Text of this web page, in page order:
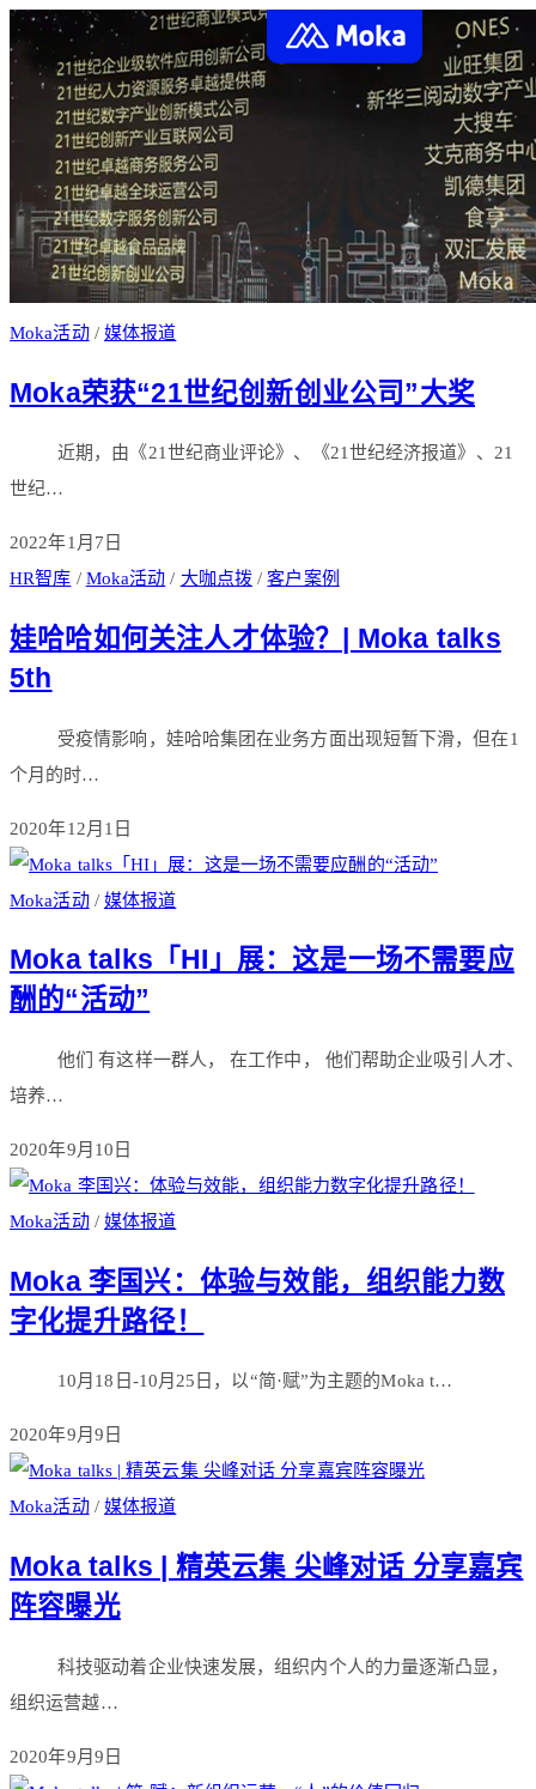
Moka活动/ 媒体报道
Moka荣获“21世纪创新创业公司”大奖
近期，由《21世纪商业评论》、《21世纪经济报道》、21
世纪…
2022年1月7日
HR智库 / Moka活动 / 大咖点拨 /客户案例
娃哈哈如何关注人才体验？| Moka talks
5th
受疫情影响，娃哈哈集团在业务方面出现短暂下滑，但在1
个月的时…
2020年12月1日
Moka活动/ 媒体报道
Moka talks「HI」展：这是一场不需要应
酬的“活动”
他们 有这样一群人， 在工作中， 他们帮助企业吸引人才、
培养…
2020年9月10日
Moka活动/ 媒体报道
Moka 李国兴：体验与效能，组织能力数
字化提升路径！
10月18日-10月25日，以“简·赋”为主题的Moka t…
2020年9月9日
Moka活动/ 媒体报道
Moka talks | 精英云集 尖峰对话 分享嘉宾
阵容曝光
科技驱动着企业快速发展，组织内个人的力量逐渐凸显，
组织运营越…
2020年9月9日